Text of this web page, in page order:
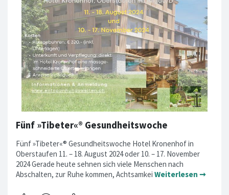
Fünf »Tibeter«® Gesundheitswoche
Fünf »Tibeter«® Gesundheitswoche Hotel Kronenhof in
Oberstaufen 11. – 18. August 2024 oder 10. – 17. November
2024 Gerade heute sehnen sich viele Menschen nach
Abschalten, zur Ruhe kommen, Achtsamkei Weiterlesen ➞